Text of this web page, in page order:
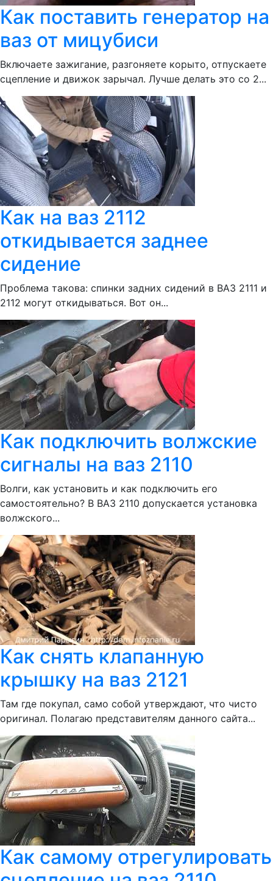
Как поставить генератор на
ваз от мицубиси
Включаете зажигание, разгоняете корыто, отпускаете
сцепление и движок зарычал. Лучше делать это со 2...
Как на ваз 2112
откидывается заднее
сидение
Проблема такова: спинки задних сидений в ВАЗ 2111 и
2112 могут откидываться. Вот он...
Как подключить волжские
сигналы на ваз 2110
Волги, как установить и как подключить его
самостоятельно? В ВАЗ 2110 допускается установка
волжского...
Как снять клапанную
крышку на ваз 2121
Там где покупал, само собой утверждают, что чисто
оригинал. Полагаю представителям данного сайта...
Как самому отрегулировать